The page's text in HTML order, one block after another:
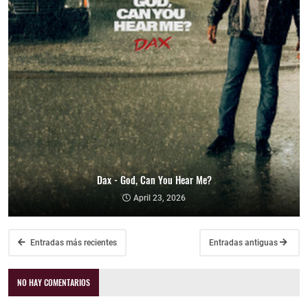
Dax - God, Can You Hear Me?
April 23, 2026
Entradas más recientes Entradas antiguas
NO HAY COMENTARIOS